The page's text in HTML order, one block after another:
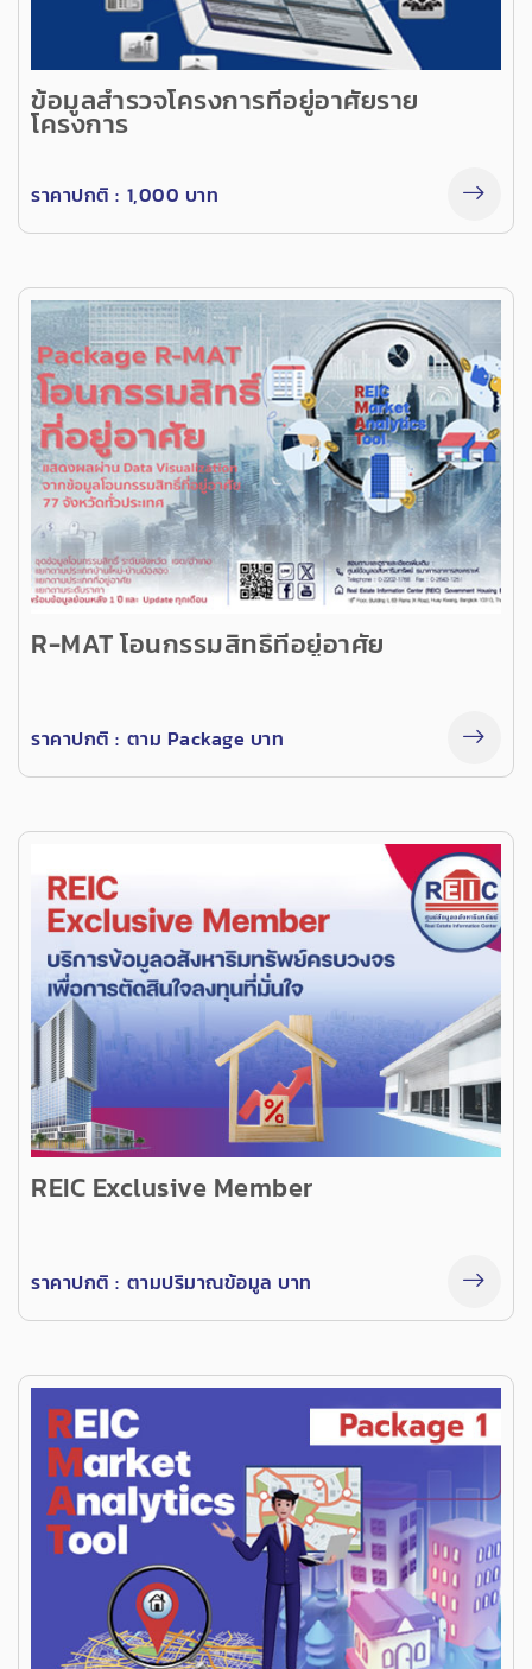
ข้อมูลสำรวจโครงการที่อยู่อาศัยราย
โครงการ
ราคาปกติ : 1,000 บาท
R-MAT โอนกรรมสิทธิ์ที่อยู่อาศัย
ราคาปกติ : ตาม Package บาท
REIC Exclusive Member
ราคาปกติ : ตามปริมาณข้อมูล บาท